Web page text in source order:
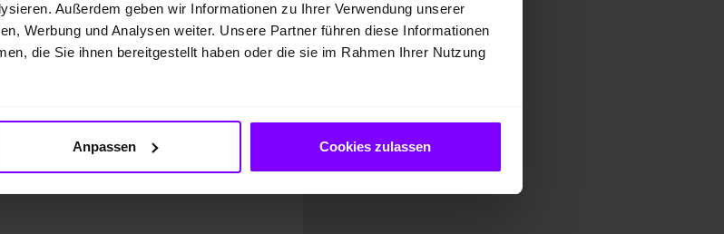
Außerdem geben wir Informationen zu Ihrer Verwendung unserer
Werbung und Analysen weiter. Unsere Partner führen diese Informationen
die Sie ihnen bereitgestellt haben oder die sie im Rahmen Ihrer Nutzung
Anpassen Cookies zulassen
CO2-Klasse